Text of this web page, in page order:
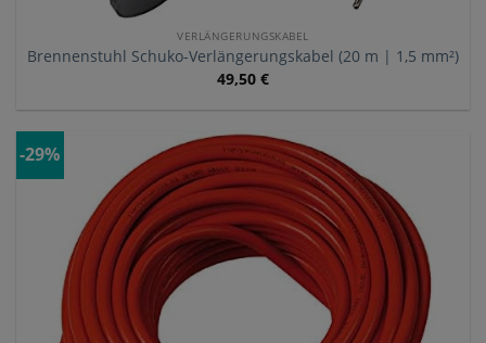
VERLÄNGERUNGSKABEL
Brennenstuhl Schuko-Verlängerungskabel (20 m | 1,5 mm²)
49,50 €
-29%